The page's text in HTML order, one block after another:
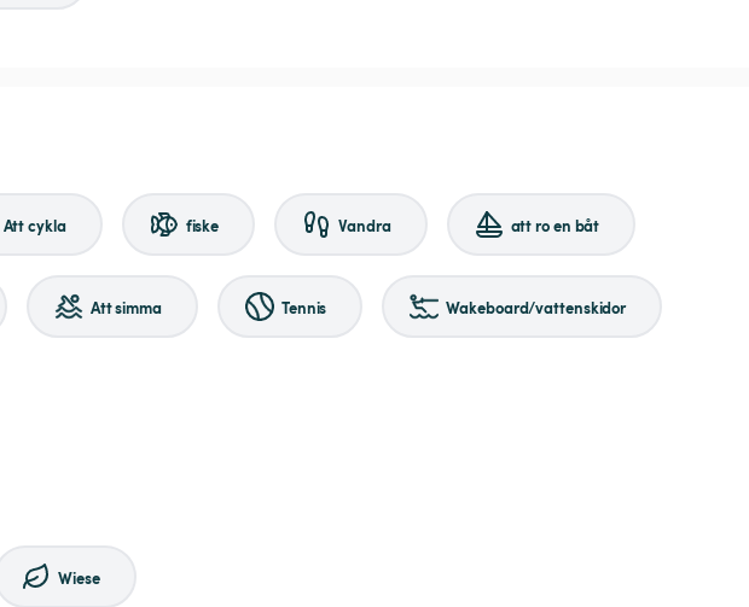
Att cykla fiske Vandra att ro en båt
Att simma Tennis Wakeboard/vattenskidor
Wiese